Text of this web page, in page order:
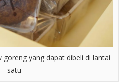
goreng yang dapat dibeli di lantai
satu